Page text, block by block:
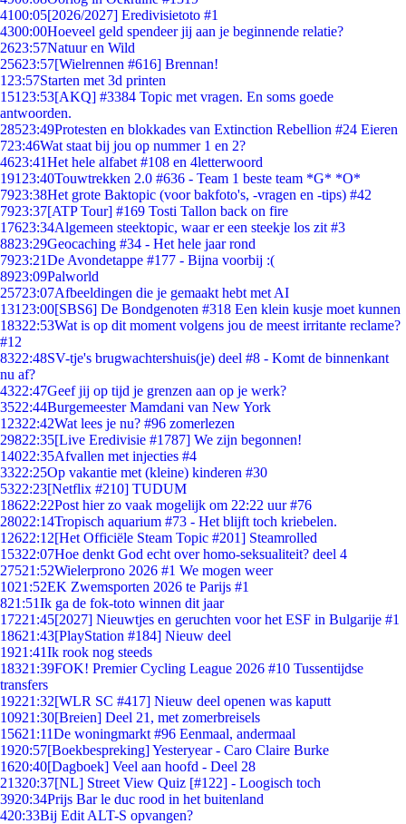
4100:05[2026/2027] Eredivisietoto #1
4300:00Hoeveel geld spendeer jij aan je beginnende relatie?
2623:57Natuur en Wild
25623:57[Wielrennen #616] Brennan!
1 23:57Starten met 3d printen
151 23:53[AKQ] #3384 Topic met vragen. En soms goede
antwoorden.
28523:49Protesten en blokkades van Extinction Rebellion #24 Eieren
723:46Wat staat bij jou op nummer 1 en 2?
4623:41Het hele alfabet #108 en 4letterwoord
191 23:40Touwtrekken 2.0 #636 - Team 1 beste team *G* *O*
7923:38Het grote Baktopic (voor bakfoto's, -vragen en -tips) #42
7923:37[ATP Tour] #169 Tosti Tallon back on fire
17623:34Algemeen steektopic, waar er een steekje los zit #3
8823:29Geocaching #34 - Het hele jaar rond
7923:21De Avondetappe #177 - Bijna voorbij :(
8923:09Palworld
25723:07Afbeeldingen die je gemaakt hebt met AI
131 23:00[SBS6] De Bondgenoten #318 Een klein kusje moet kunnen
18322:53Wat is op dit moment volgens jou de meest irritante reclame?
#12
8322:48SV-tje's brugwachtershuis(je) deel #8 - Komt de binnenkant
nu af?
4322:47Geef jij op tijd je grenzen aan op je werk?
3522:44Burgemeester Mamdani van New York
12322:42Wat lees je nu? #96 zomerlezen
29822:35[Live Eredivisie #1787] We zijn begonnen!
14022:35Afvallen met injecties #4
3322:25Op vakantie met (kleine) kinderen #30
5322:23[Netflix #210] TUDUM
18622:22Post hier zo vaak mogelijk om 22:22 uur #76
28022:14Tropisch aquarium #73 - Het blijft toch kriebelen.
12622:12[Het Officiële Steam Topic #201] Steamrolled
15322:07Hoe denkt God echt over homo-seksualiteit? deel 4
27521:52Wielerprono 2026 #1 We mogen weer
1021:52EK Zwemsporten 2026 te Parijs #1
821:51Ik ga de fok-toto winnen dit jaar
17221:45[2027] Nieuwtjes en geruchten voor het ESF in Bulgarije #1
18621:43[PlayStation #184] Nieuw deel
1921:41Ik rook nog steeds
18321:39FOK! Premier Cycling League 2026 #10 Tussentijdse
transfers
19221:32[WLR SC #417] Nieuw deel openen was kaputt
10921:30[Breien] Deel 21, met zomerbreisels
15621:11De woningmarkt #96 Eenmaal, andermaal
1920:57[Boekbespreking] Yesteryear - Caro Claire Burke
1620:40[Dagboek] Veel aan hoofd - Deel 28
21320:37[NL] Street View Quiz [#122] - Loogisch toch
3920:34Prijs Bar le duc rood in het buitenland
420:33Bij Edit ALT-S opvangen?